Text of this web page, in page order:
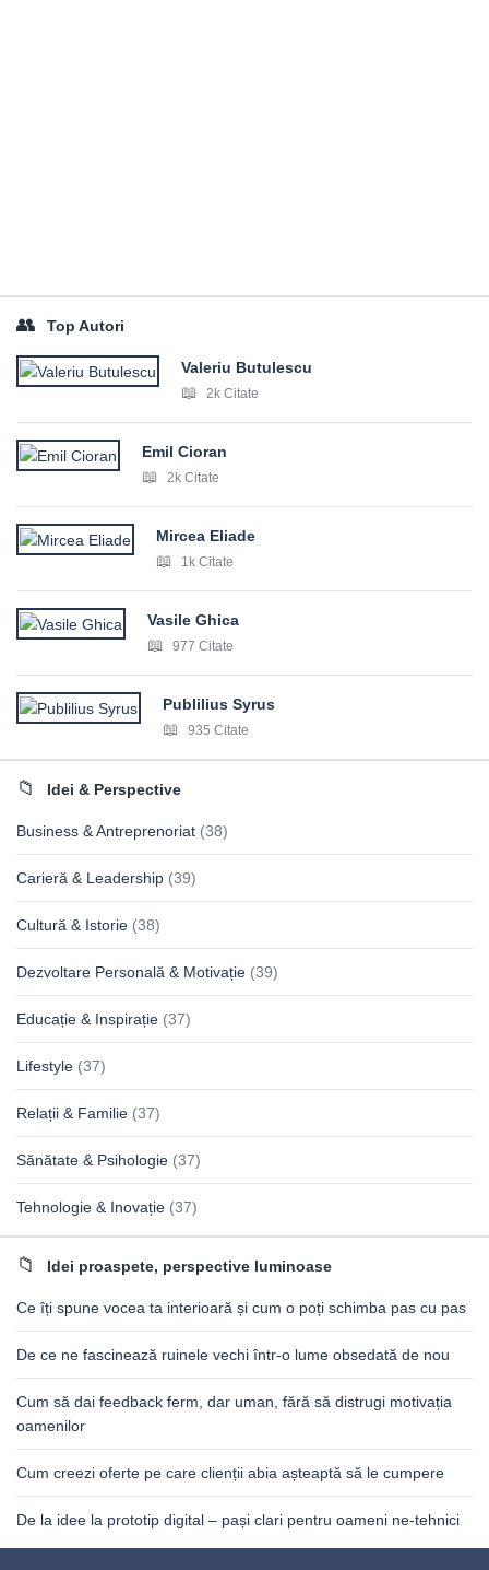
Top Autori
Valeriu Butulescu
2k Citate
Emil Cioran
2k Citate
Mircea Eliade
1k Citate
Vasile Ghica
977 Citate
Publilius Syrus
935 Citate
Idei & Perspective
Business & Antreprenoriat (38)
Carieră & Leadership (39)
Cultură & Istorie (38)
Dezvoltare Personală & Motivație (39)
Educație & Inspirație (37)
Lifestyle (37)
Relații & Familie (37)
Sănătate & Psihologie (37)
Tehnologie & Inovație (37)
Idei proaspete, perspective luminoase
Ce îți spune vocea ta interioară și cum o poți schimba pas cu pas
De ce ne fascinează ruinele vechi într-o lume obsedată de nou
Cum să dai feedback ferm, dar uman, fără să distrugi motivația
oamenilor
Cum creezi oferte pe care clienții abia așteaptă să le cumpere
De la idee la prototip digital – pași clari pentru oameni ne-tehnici